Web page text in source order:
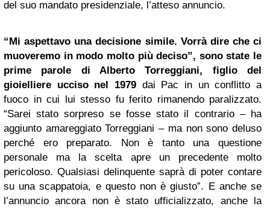
del suo mandato presidenziale, l’atteso annuncio.
“Mi aspettavo una decisione simile. Vorrà dire che ci
muoveremo in modo molto più deciso”, sono state le
prime parole di Alberto Torreggiani, figlio del
gioielliere ucciso nel 1979 dai Pac in un conflitto a
fuoco in cui lui stesso fu ferito rimanendo paralizzato.
“Sarei stato sorpreso se fosse stato il contrario – ha
aggiunto amareggiato Torreggiani – ma non sono deluso
perché ero preparato. Non è tanto una questione
personale ma la scelta apre un precedente molto
pericoloso. Qualsiasi delinquente saprà di poter contare
su una scappatoia, e questo non è giusto”. E anche se
l’annuncio ancora non è stato ufficializzato, anche la